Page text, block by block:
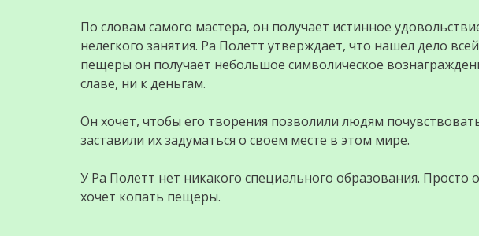
По словам самого мастера, он получает истинное
нелегкого занятия. Ра Полетт утверждает, что нашел дело
пещеры он получает небольшое символическое
славе, ни к деньгам.
Он хочет, чтобы его творения позволили людям
заставили их задуматься о своем месте в этом мире.
У Ра Полетт нет никакого специального образования. Просто
хочет копать пещеры.